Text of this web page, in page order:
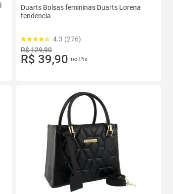
Duarts Bolsas femininas Duarts Lorena
tendencia
4.3 (276)
R$ 129,90
R$ 39,90 no Pix